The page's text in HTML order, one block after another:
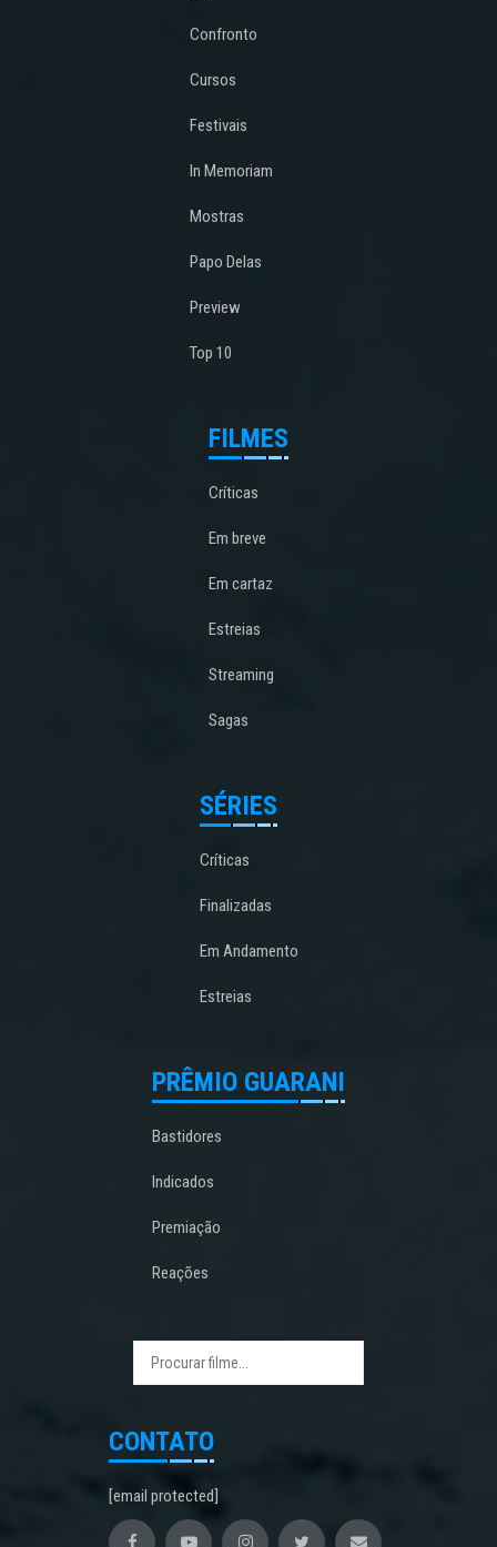
Confronto
Cursos
Festivais
In Memoriam
Mostras
Papo Delas
Preview
Top 10
FILMES
Críticas
Em breve
Em cartaz
Estreias
Streaming
Sagas
SÉRIES
Críticas
Finalizadas
Em Andamento
Estreias
PRÊMIO GUARANI
Bastidores
Indicados
Premiação
Reações
CONTATO
[email protected]